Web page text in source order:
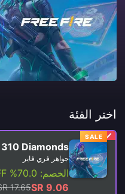
اختر الفئة
SALE
Diamonds
جواهر فري فاير
الخصم: 70.0% OFF
SR 9.06
17.65